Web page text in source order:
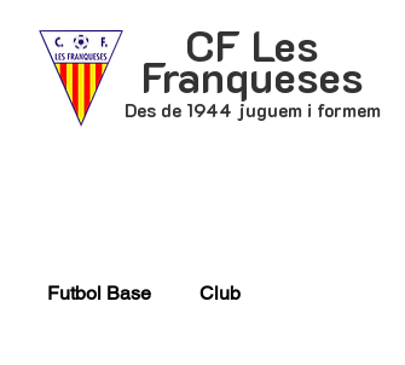
CF Les
Franqueses
Des de 1944 juguem i formem
Futbol Base Club